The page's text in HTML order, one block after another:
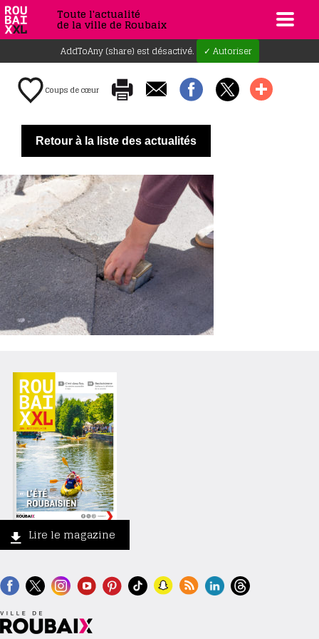
Toute l'actualité
de la ville de Roubaix
AddToAny (share) est désactivé. ✓ Autoriser
Coups de cœur
Retour à la liste des actualités
Lire le magazine